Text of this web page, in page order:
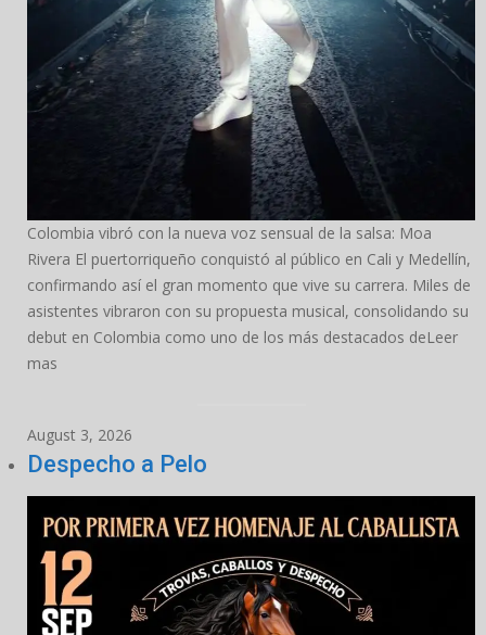
Colombia vibró con la nueva voz sensual de la salsa: Moa
Rivera El puertorriqueño conquistó al público en Cali y Medellín,
confirmando así el gran momento que vive su carrera. Miles de
asistentes vibraron con su propuesta musical, consolidando su
debut en Colombia como uno de los más destacados deLeer
mas
August 3, 2026
Despecho a Pelo